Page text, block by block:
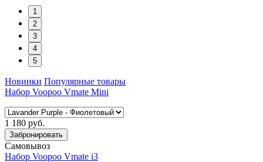
1
2
3
4
5
Новинки Популярные товары
Набор Voopoo Vmate Mini
1 180 руб.
Забронировать
Самовывоз
Набор Voopoo Vmate i3